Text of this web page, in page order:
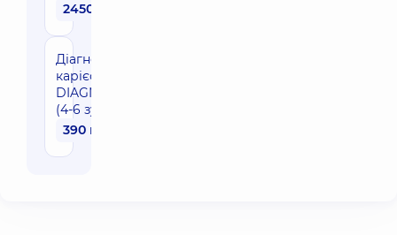
2450 грн
Діагностика
карієсу
DIAGNOcam
(4-6 зубів)
390 грн